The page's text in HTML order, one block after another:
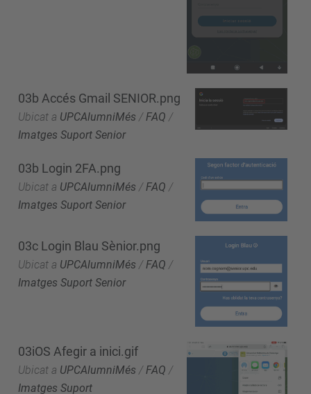
03b Accés Gmail SENIOR.png
Ubicat a UPCAlumniMés / FAQ /
Imatges Suport Senior
03b Login 2FA.png
Ubicat a UPCAlumniMés /FAQ /
Imatges Suport Senior
03c Login Blau Sènior.png
Ubicat a UPCAlumniMés /FAQ /
Imatges Suport Senior
03iOS Afegir a inici.gif
Ubicat a UPCAlumniMés / FAQ /
Imatges Suport